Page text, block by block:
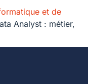
et de
Analyst : métier,